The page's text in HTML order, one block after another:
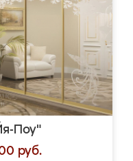
Поу"
руб.